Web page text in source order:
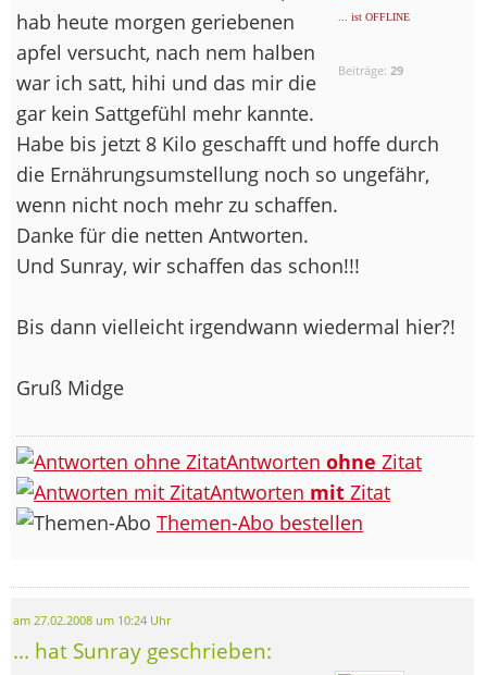
... ist OFFLINE
Beiträge: 29
hab heute morgen geriebenen
apfel versucht, nach nem halben
war ich satt, hihi und das mir die
gar kein Sattgefühl mehr kannte.
Habe bis jetzt 8 Kilo geschafft und hoffe durch
die Ernährungsumstellung noch so ungefähr,
wenn nicht noch mehr zu schaffen.
Danke für die netten Antworten.
Und Sunray, wir schaffen das schon!!!
Bis dann vielleicht irgendwann wiedermal hier?!
Gruß Midge
Antworten ohne Zitat
Antworten mit Zitat
Themen-Abo bestellen
am 27.02.2008 um 10:24 Uhr
... hat Sunray geschrieben: